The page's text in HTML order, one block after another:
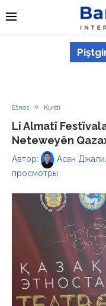
Êtnos Kurdî
Li Almatî
Neteweyên
Автор: Асан
просмотры